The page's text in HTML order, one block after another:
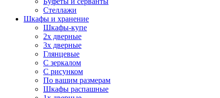
Стеллажи
Шкафы и хранение
Шкафы-купе
2х дверные
3х дверные
Глянцевые
С зеркалом
С рисунком
По вашим размерам
Шкафы распашные